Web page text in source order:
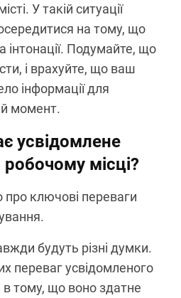
У такій ситуації
на тому, що
інтонації. Подумайте, що
і врахуйте, що ваш
інформації для
момент.
усвідомлене
місці?
ключові переваги
будуть різні думки.
переваг усвідомленого
в тому, що воно здатне